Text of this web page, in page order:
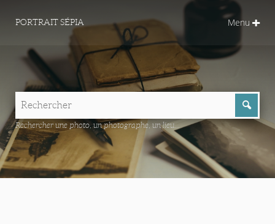
PORTRAIT SÉPIA Menu
Rechercher une photo, un photographe, un lieu...